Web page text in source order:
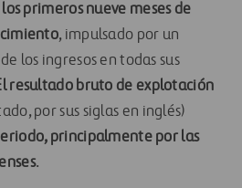
primeros nueve meses de
, impulsado por un
los ingresos en todas sus
resultado bruto de explotación
por sus siglas en inglés)
principalmente por las
.